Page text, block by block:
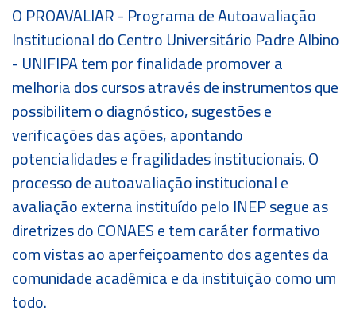
SOU
ALUNO
SOU
EX-
ALUNO
BENEFÍCIOS
OUVIDORIA
O PROAVALIAR - Programa de Autoavaliação
Institucional do Centro Universitário Padre Albino
- UNIFIPA tem por finalidade promover a
melhoria dos cursos através de instrumentos que
possibilitem o diagnóstico, sugestões e
verificações das ações, apontando
potencialidades e fragilidades institucionais. O
processo de autoavaliação institucional e
avaliação externa instituído pelo INEP segue as
diretrizes do CONAES e tem caráter formativo
com vistas ao aperfeiçoamento dos agentes da
comunidade acadêmica e da instituição como um
todo.